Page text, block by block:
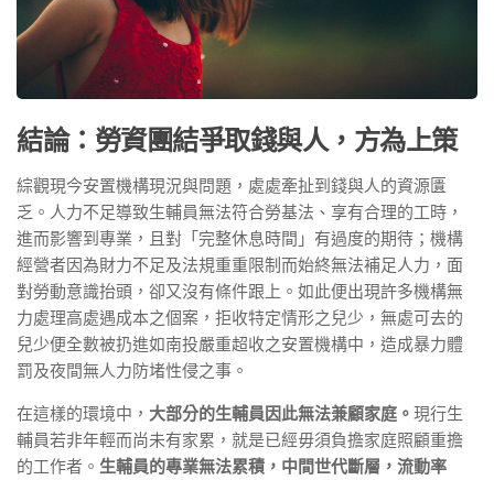
結論：勞資團結爭取錢與人，方為上策
綜觀現今安置機構現況與問題，處處牽扯到錢與人的資源匱
乏。人力不足導致生輔員無法符合勞基法、享有合理的工時，
進而影響到專業，且對「完整休息時間」有過度的期待；機構
經營者因為財力不足及法規重重限制而始終無法補足人力，面
對勞動意識抬頭，卻又沒有條件跟上。如此便出現許多機構無
力處理高處遇成本之個案，拒收特定情形之兒少，無處可去的
兒少便全數被扔進如南投嚴重超收之安置機構中，造成暴力體
罰及夜間無人力防堵性侵之事。
在這樣的環境中， 大部分的生輔員因此無法兼顧家庭。 現行生
輔員若非年輕而尚未有家累，就是已經毋須負擔家庭照顧重擔
的工作者。 生輔員的專業無法累積，中間世代斷層，流動率